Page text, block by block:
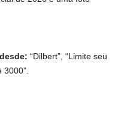
“Dilbert”, “Limite seu